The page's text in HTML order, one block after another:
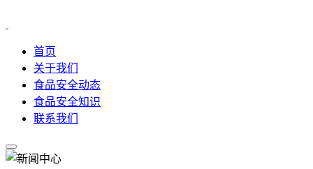
首页
关于我们
食品安全动态
食品安全知识
联系我们